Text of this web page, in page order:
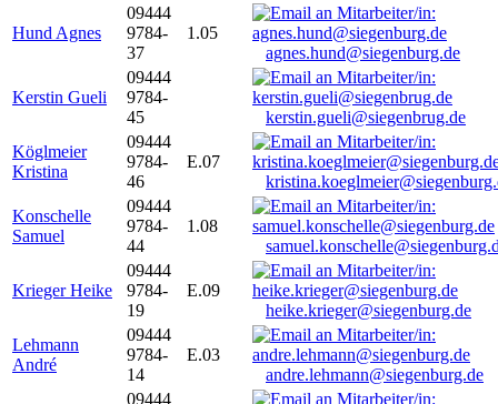
Hund Agnes
09444
9784-
37
1.05
agnes.hund@siegenburg.de
Kerstin Gueli
09444
9784-
45
kerstin.gueli@siegenbrug.de
Köglmeier
Kristina
09444
9784-
46
E.07
Konschelle
Samuel
09444
9784-
44
1.08
Krieger Heike
09444
9784-
19
E.09
heike.krieger@siegenburg.de
Lehmann
André
09444
9784-
14
E.03
andre.lehmann@siegenburg.de
09444